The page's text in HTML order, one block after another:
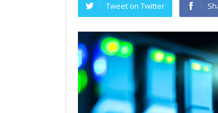
Tweet on Twitter